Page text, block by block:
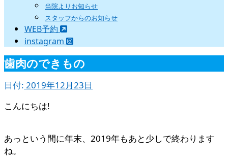
当院よりお知らせ
スタッフからのお知らせ
WEB予約
instagram
歯肉のできもの
日付: 2019年12月23日
こんにちは!
あっという間に年末、2019年もあと少しで終わります
ね。